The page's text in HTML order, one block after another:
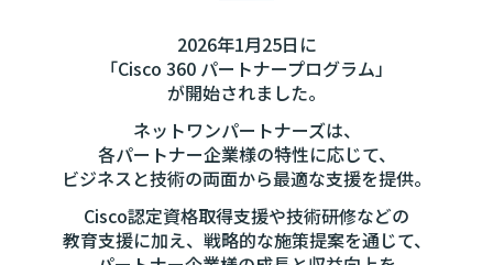
2026年1月25日に
「Cisco 360 パートナープログラム」
が開始されました。
ネットワンパートナーズは、
各パートナー企業様の特性に応じて、
ビジネスと技術の両面から最適な支援を提供。
Cisco認定資格取得支援や技術研修などの
教育支援に加え、 戦略的な施策提案を通じて、